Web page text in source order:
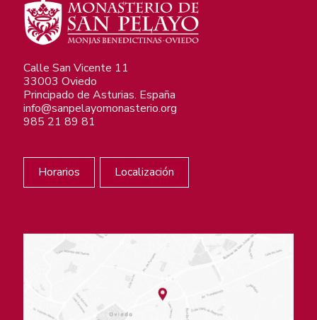
Calle San Vicente 11
33003 Oviedo
Principado de Asturias. España
info@sanpelayomonasterio.org
985 21 89 81
Horarios Localización